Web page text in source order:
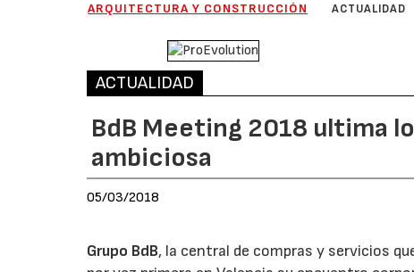
ARQUITECTURA Y CONSTRUCCIÓN ACTUALIDAD
ACTUALIDAD
BdB Meeting 2018 ultima
ambiciosa
05/03/2018
Grupo BdB, la central de compras y servicios